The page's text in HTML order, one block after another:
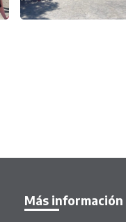
Más información